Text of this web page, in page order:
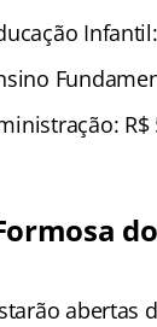
R$
do
abertas